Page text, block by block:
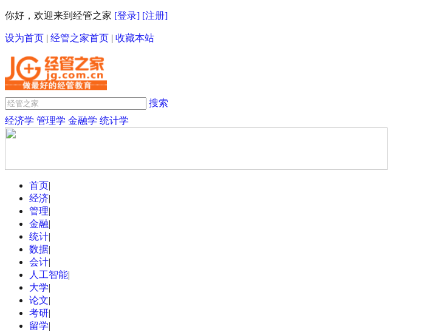
你好，欢迎来到经管之家 [登录] [注册]
设为首页 | 经管之家首页 | 收藏本站
搜索
经济学 管理学 金融学 统计学
首页|
经济|
管理|
金融|
统计|
数据|
会计|
人工智能|
大学|
论文|
考研|
留学|